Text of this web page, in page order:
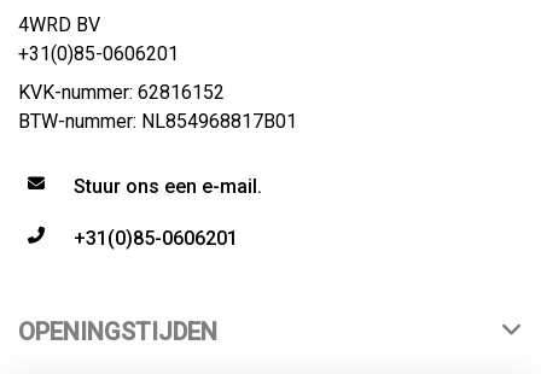
4WRD BV
+31(0)85-0606201
KVK-nummer: 62816152
BTW-nummer: NL854968817B01
Stuur ons een e-mail.
+31(0)85-0606201
OPENINGSTIJDEN